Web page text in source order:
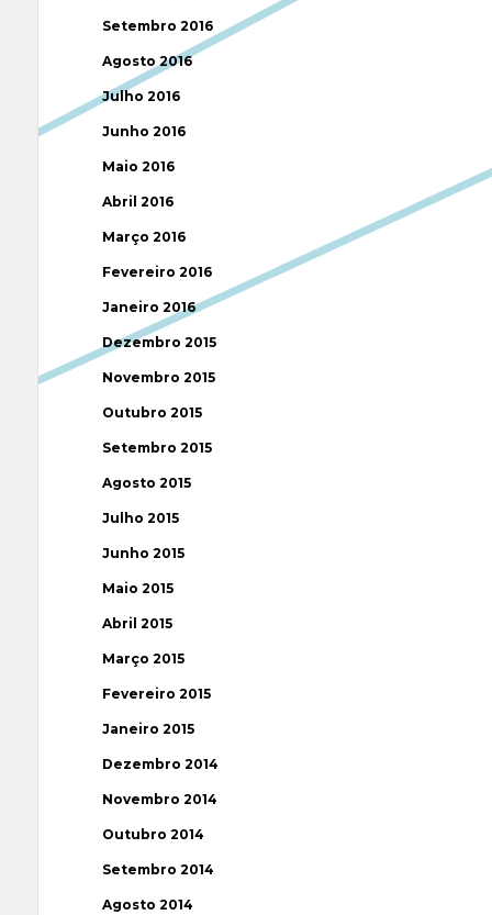
Setembro 2016
Agosto 2016
Julho 2016
Junho 2016
Maio 2016
Abril 2016
Março 2016
Fevereiro 2016
Janeiro 2016
Dezembro 2015
Novembro 2015
Outubro 2015
Setembro 2015
Agosto 2015
Julho 2015
Junho 2015
Maio 2015
Abril 2015
Março 2015
Fevereiro 2015
Janeiro 2015
Dezembro 2014
Novembro 2014
Outubro 2014
Setembro 2014
Agosto 2014